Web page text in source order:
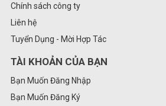
Chính sách công ty
Liên hệ
Tuyển Dụng - Mời Hợp Tác
TÀI KHOẢN CỦA BẠN
Bạn Muốn Đăng Nhập
Bạn Muốn Đăng Ký